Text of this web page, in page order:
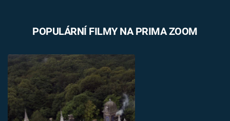
POPULÁRNÍ FILMY NA PRIMA ZOOM